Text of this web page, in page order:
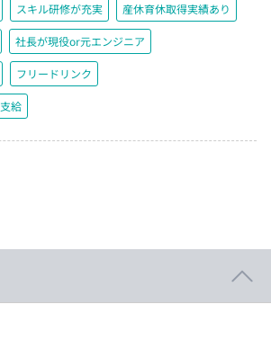
スキル研修が充実 産休育休取得実績あり
社長が現役or元エンジニア
フリードリンク
給